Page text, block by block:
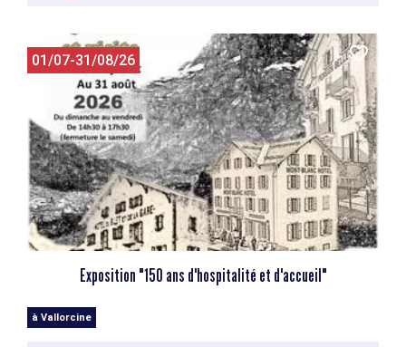
01/07-31/08/26
Exposition "150 ans d'hospitalité et d'accueil"
à Vallorcine